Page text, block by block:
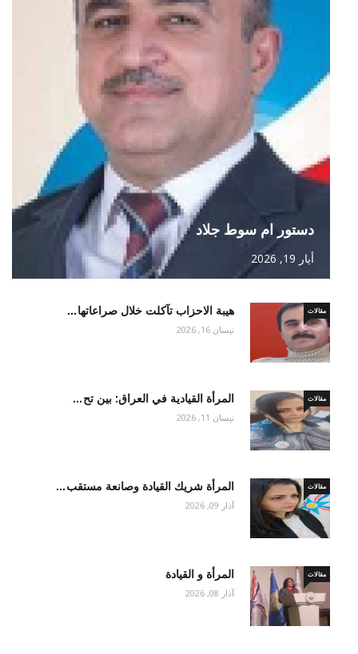
دستور ام سوط جلاد
أيار 19, 2026
هيبة الاحزاب تآكلت خلال صراعاتها… مقالات
نيسان 16, 2026
المرأة القيادية في العراق: بين تح… مقالات
نيسان 11, 2026
المرأة شريك القيادة وصانعة مستقب… مقالات
آذار 09, 2026
المرأة و القيادة مقالات
آذار 08, 2026